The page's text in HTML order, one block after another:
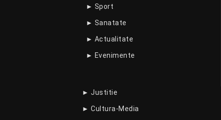
► Sport
► Sanatate
► Actualitate
► Evenimente
► Justitie
► Cultura-Media